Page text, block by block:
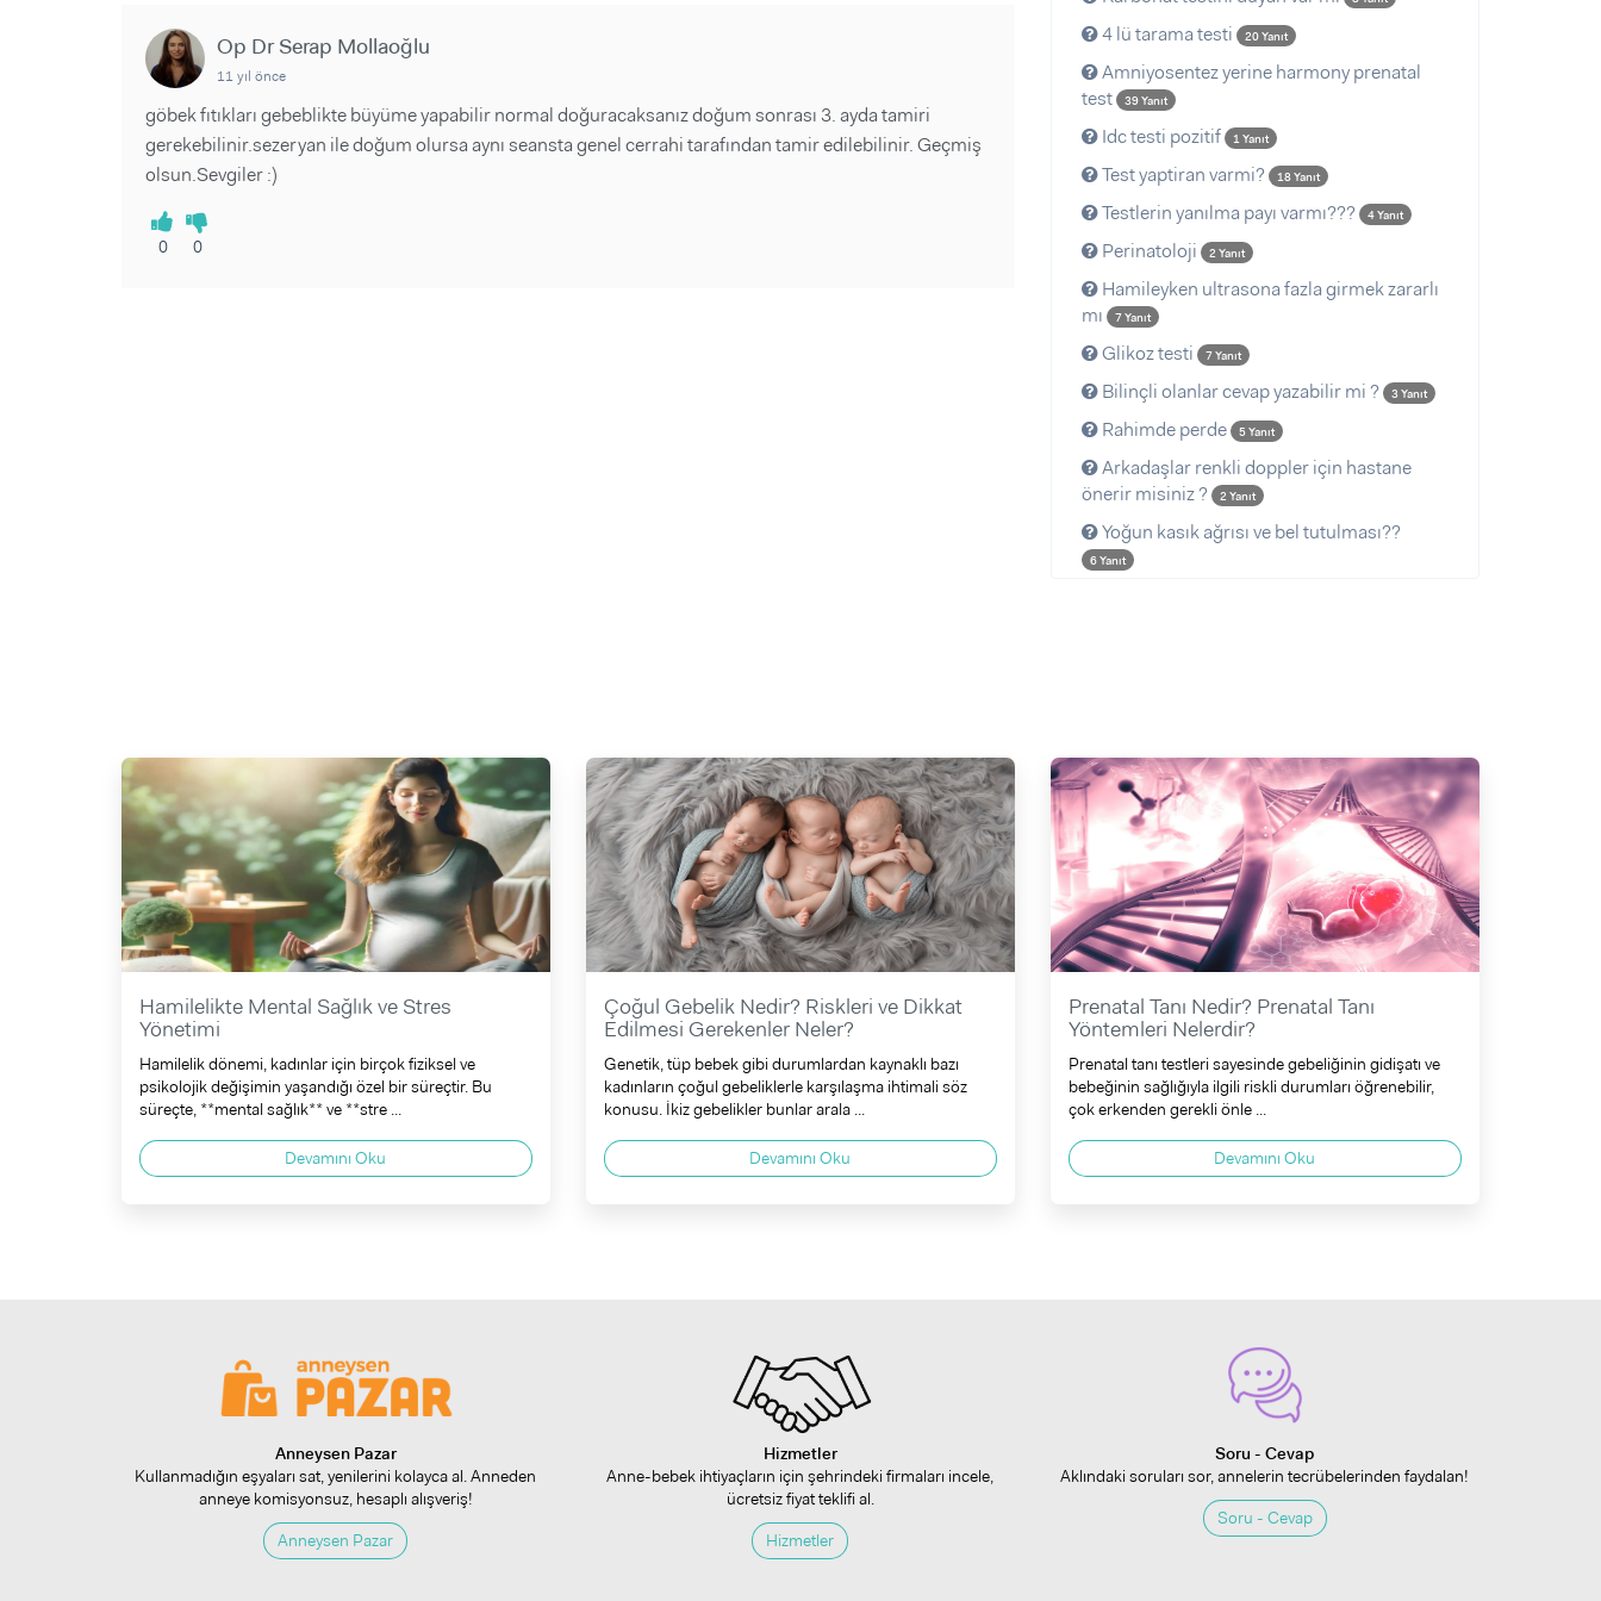
Makaleler
Makaleler
Sorular ve Yanıtlar
Op Dr Serap Mollaoğlu
11 yıl önce
göbek fıtıkları gebeblikte büyüme yapabilir normal doğuracaksanız doğum sonrası 3. ayda tamiri
gerekebilinir.sezeryan ile doğum olursa aynı seansta genel cerrahi tarafından tamir edilebilinir. Geçmiş
olsun.Sevgiler :)
0 0
4 lü tarama testi 20 Yanıt
Amniyosentez yerine harmony prenatal
test
39 Yanıt
Idc testi pozitif 1 Yanıt
Test yaptiran varmi? 18 Yanıt
Testlerin yanılma payı varmı??? 4 Yanıt
Perinatoloji 2 Yanıt
Hamileyken ultrasona fazla girmek zararlı
mı
7 Yanıt
Glikoz testi 7 Yanıt
Bilinçli olanlar cevap yazabilir mi ? 3 Yanıt
Rahimde perde 5 Yanıt
Arkadaşlar renkli doppler için hastane
önerir misiniz ?
2 Yanıt
Yoğun kasık ağrısı ve bel tutulması??
6 Yanıt
Hamilelikte Mental Sağlık ve Stres
Yönetimi
Hamilelik dönemi, kadınlar için birçok fiziksel ve
psikolojik değişimin yaşandığı özel bir süreçtir. Bu
süreçte, **mental sağlık** ve **stre ...
Devamını Oku
Çoğul Gebelik Nedir? Riskleri ve Dikkat
Edilmesi Gerekenler Neler?
Genetik, tüp bebek gibi durumlardan kaynaklı bazı
kadınların çoğul gebeliklerle karşılaşma ihtimali söz
konusu. İkiz gebelikler bunlar arala ...
Devamını Oku
Prenatal Tanı Nedir? Prenatal Tanı
Yöntemleri Nelerdir?
Prenatal tanı testleri sayesinde gebeliğinin gidişatı ve
bebeğinin sağlığıyla ilgili riskli durumları öğrenebilir,
çok erkenden gerekli önle ...
Devamını Oku
Anneysen Pazar
Kullanmadığın eşyaları sat, yenilerini kolayca al. Anneden
anneye komisyonsuz, hesaplı alışveriş!
Anneysen Pazar
Hizmetler
Anne-bebek ihtiyaçların için şehrindeki firmaları incele,
ücretsiz fiyat teklifi al.
Hizmetler
Soru - Cevap
Aklındaki soruları sor, annelerin tecrübelerinden faydalan!
Soru - Cevap